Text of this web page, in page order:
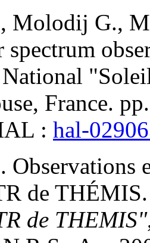
, Molodij G.,
spectrum
France.
: hal-
. Observations
de THÉMIS
de THEMIS"